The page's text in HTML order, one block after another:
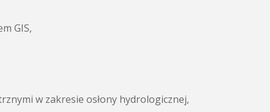
GIS,
w zakresie osłony hydrologicznej,